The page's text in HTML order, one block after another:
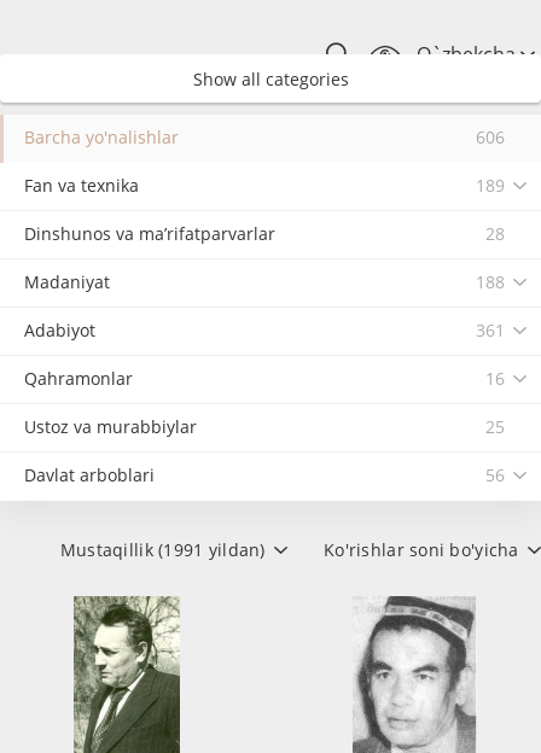
O`zbekcha
Show all categories
Barcha yo'nalishlar 606
Fan va texnika 189
Dinshunos va ma’rifatparvarlar 28
Madaniyat 188
Adabiyot 361
Qahramonlar 16
Ustoz va murabbiylar 25
Davlat arboblari 56
Ko'rishlar soni bo'yicha
Mustaqillik (1991 yildan)